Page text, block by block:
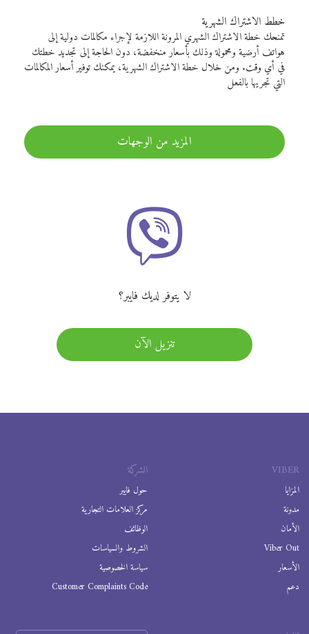
خطط الاشتراك الشهرية
تمنحك خطة الاشتراك الشهري المرونة اللازمة لإجراء مكالمات دولية إلى
هواتف أرضية ومحمولة وذلك بأسعار منخفضة، دون الحاجة إلى تجديد خطتك
في أي وقت. ومن خلال خطة الاشتراك الشهرية، يمكنك توفير أسعار المكالمات
التي تجريها بالفعل
المزيد من الوجهات
لا يتوفر لديك فايبر؟
تنزيل الآن
VIBER
المزايا
مدونة
الأمان
Viber Out
الأسعار
دعم
الشركة
حول فايبر
مركز العلامات التجارية
الوظائف
الشروط والسياسات
سياسة الخصوصية
Customer Complaints Code